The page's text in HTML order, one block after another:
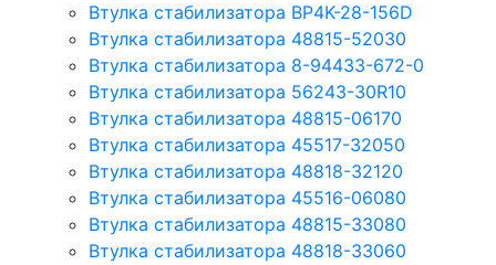
Втулка стабилизатора BP4K-28-156D
Втулка стабилизатора 48815-52030
Втулка стабилизатора 8-94433-672-0
Втулка стабилизатора 56243-30R10
Втулка стабилизатора 48815-06170
Втулка стабилизатора 45517-32050
Втулка стабилизатора 48818-32120
Втулка стабилизатора 45516-06080
Втулка стабилизатора 48815-33080
Втулка стабилизатора 48818-33060